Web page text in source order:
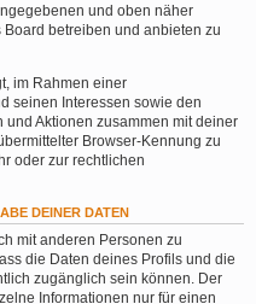
und oben näher
betreiben und anbieten zu
im Rahmen einer
seinen Interessen sowie den
und Aktionen zusammen mit deiner
Browser-Kennung zu
oder zur rechtlichen
DEINER DATEN
mit anderen Personen zu
die Daten deines Profils und die
zugänglich sein können. Der
Informationen nur für einen